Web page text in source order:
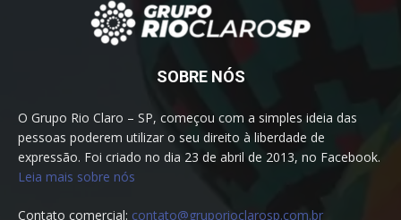
SOBRE NÓS
O Grupo Rio Claro – SP, começou com a simples ideia das
pessoas poderem utilizar o seu direito à liberdade de
expressão. Foi criado no dia 23 de abril de 2013, no Facebook.
Leia mais sobre nós
Contato comercial: contato@gruporioclarosp.com.br